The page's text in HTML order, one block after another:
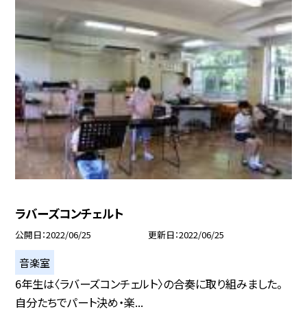
ラバーズコンチェルト
公開日 2022/06/25 更新日 2022/06/25
音楽室
6年生は〈ラバーズコンチェルト〉の合奏に取り組みました。
自分たちでパート決め・楽...